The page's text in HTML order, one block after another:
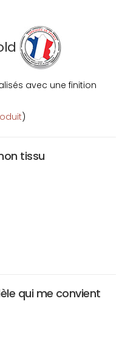
avec une finition
)
tissu
qui me convient